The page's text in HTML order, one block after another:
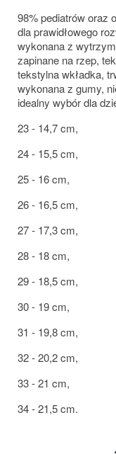
98% pediatrów oraz
dla prawidłowego
wykonana z
zapinane na rzep,
tekstylna wkładka,
wykonana z gumy,
idealny wybór dla
23 - 14,7 cm,
24 - 15,5 cm,
25 - 16 cm,
26 - 16,5 cm,
27 - 17,3 cm,
28 - 18 cm,
29 - 18,5 cm,
30 - 19 cm,
31 - 19,8 cm,
32 - 20,2 cm,
33 - 21 cm,
34 - 21,5 cm.